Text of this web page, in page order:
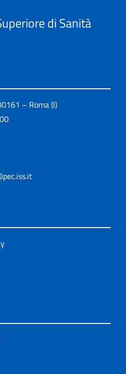
di Sanità
– Roma (I)